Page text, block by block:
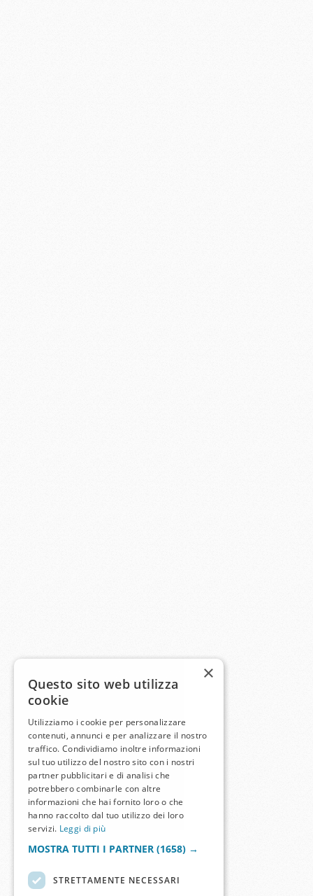
×
Questo sito web utilizza
cookie
Utilizziamo i cookie per personalizzare
contenuti, annunci e per analizzare il nostro
traffico. Condividiamo inoltre informazioni
sul tuo utilizzo del nostro sito con i nostri
partner pubblicitari e di analisi che
potrebbero combinarle con altre
informazioni che hai fornito loro o che
hanno raccolto dal tuo utilizzo dei loro
servizi. Leggi di più
MOSTRA TUTTI I PARTNER (1658) →
STRETTAMENTE NECESSARI